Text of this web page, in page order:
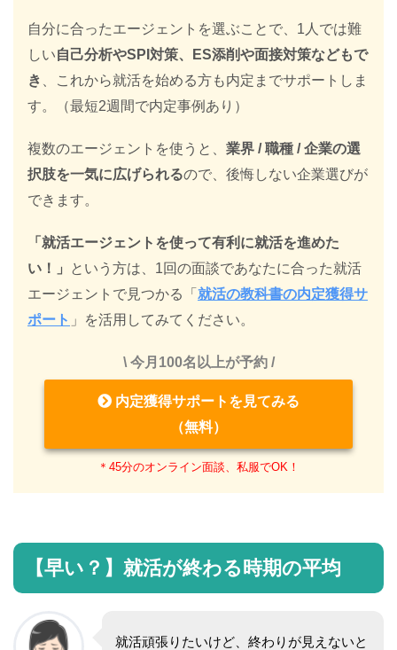
自分に合ったエージェントを選ぶことで、1人では難
しい自己分析やSPI対策、ES添削や面接対策などもで
き
、これから就活を始める方も内定までサポートしま
す。（最短2週間で内定事例あり）
複数のエージェントを使うと、 業界 / 職種 / 企業の選
択肢を一気に広げられるので、後悔しない企業選びが
できます。
「就活エージェントを使って有利に就活を進めた
い！」
という方は、1回の面談であなたに合った就活
エージェントで見つかる「 就活の教科書の内定獲得サ
ポート 」を活用してみてください。
\ 今月100名以上が予約 /
内定獲得サポートを見てみる
（無料）
＊45分のオンライン面談、私服でOK！
【早い？】就活が終わる時期の平均
就活頑張りたいけど、終わりが見えないと